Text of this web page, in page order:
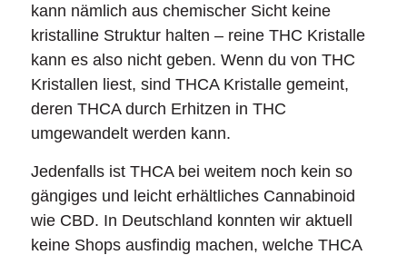
kann nämlich aus chemischer Sicht keine
kristalline Struktur halten – reine THC Kristalle
kann es also nicht geben. Wenn du von THC
Kristallen liest, sind THCA Kristalle gemeint,
deren THCA durch Erhitzen in THC
umgewandelt werden kann.
Jedenfalls ist THCA bei weitem noch kein so
gängiges und leicht erhältliches Cannabinoid
wie CBD. In Deutschland konnten wir aktuell
keine Shops ausfindig machen, welche THCA